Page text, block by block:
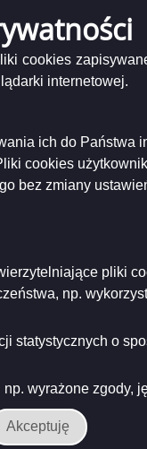
cookies
internetowej.
ich do Państwa
cookies
bez zmiany
pliki
np.
statystycznych o
wyrażone zgody,
Akceptuję